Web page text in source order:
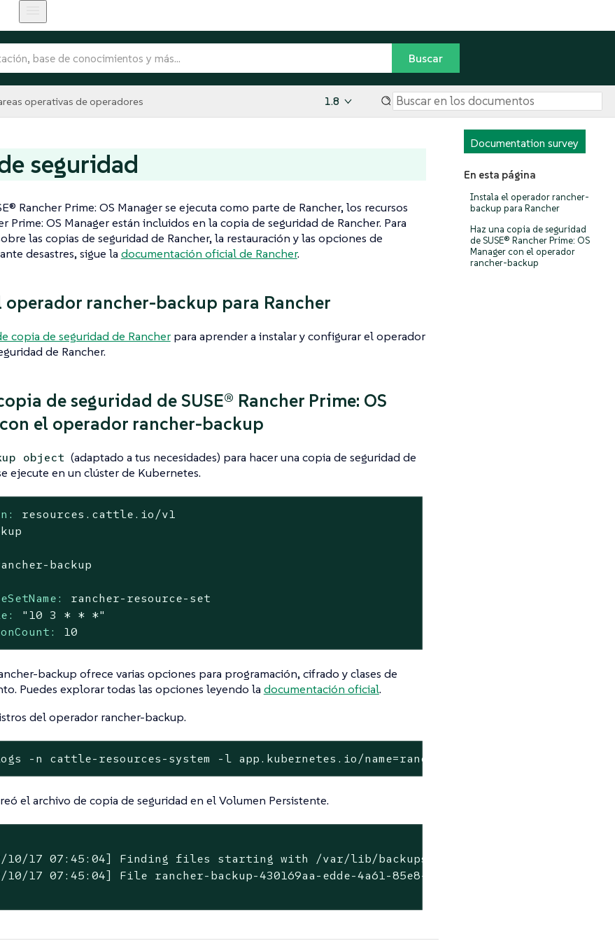
operativas de operadores 1.8
Documentation survey
En esta página
Instala el operador rancher-
backup para Rancher
Haz una copia de seguridad
de SUSE® Rancher Prime: OS
Manager con el operador
rancher-backup
seguridad
Rancher Prime: OS Manager se ejecuta como parte de Rancher, los recursos
Prime: OS Manager están incluidos en la copia de seguridad de Rancher. Para
las copias de seguridad de Rancher, la restauración y las opciones de
desastres, sigue la documentación oficial de Rancher.
rancher-backup para Rancher
copia de seguridad de Rancherpara aprender a instalar y configurar el operador
de Rancher.
de seguridad de SUSE® Rancher Prime: OS
el operador rancher-backup
object (adaptado a tus necesidades) para hacer una copia de seguridad de
ejecute en un clúster de Kubernetes.
resources.cattle.io/v1
backup
rancher-resource-set
"10 3 * * *"
10
backup ofrece varias opciones para programación, cifrado y clases de
Puedes explorar todas las opciones leyendo la documentación oficial.
del operador rancher-backup.
-n cattle-resources-system -l app.kubernetes.io/name=rancher-backup -f
el archivo de copia de seguridad en el Volumen Persistente.
10/17 07:45:04] Finding files starting with /var/lib/backups/rancher-backup-430169aa-
10/17 07:45:04] File rancher-backup-430169aa-edde-4a61-85e8-858f625a755b-2022-10-